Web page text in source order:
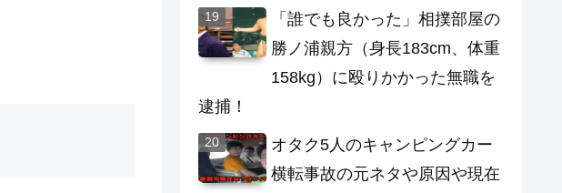
「誰でも良かった」相撲部屋の
勝ノ浦親方（身長183cm、体重
158kg）に殴りかかった無職を
逮捕！
オタク5人のキャンピングカー
横転事故の元ネタや原因や現在